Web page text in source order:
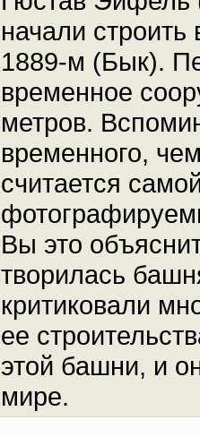
начали
1889-м (Бык).
временное
метров.
временного,
считается
Вы это
творилась
критиковали
ее
этой башни, и
мире.